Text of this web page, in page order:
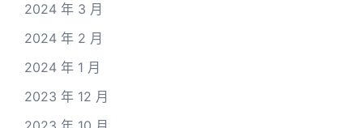
2024 年 3 月
2024 年 2 月
2024 年 1 月
2023 年 12 月